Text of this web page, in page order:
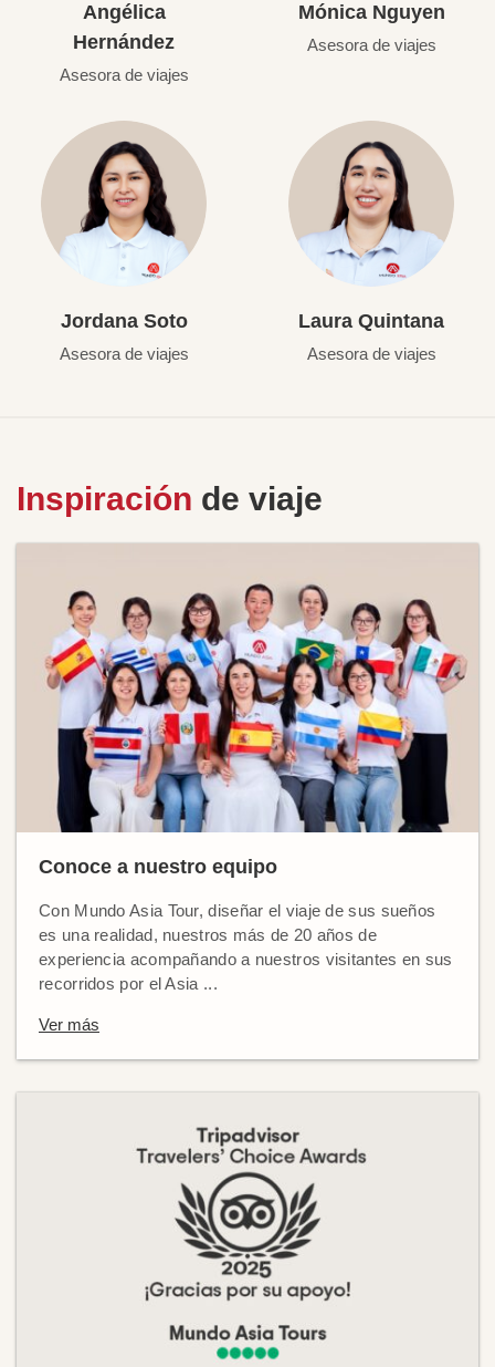
Angélica
Hernández
Asesora de viajes
Mónica Nguyen
Asesora de viajes
Jordana Soto
Asesora de viajes
Laura Quintana
Asesora de viajes
Inspiración de viaje
Conoce a nuestro equipo
Con Mundo Asia Tour, diseñar el viaje de sus sueños
es una realidad, nuestros más de 20 años de
experiencia acompañando a nuestros visitantes en sus
recorridos por el Asia ...
Ver más